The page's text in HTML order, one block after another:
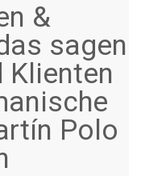
&
sagen
Klienten
Polo